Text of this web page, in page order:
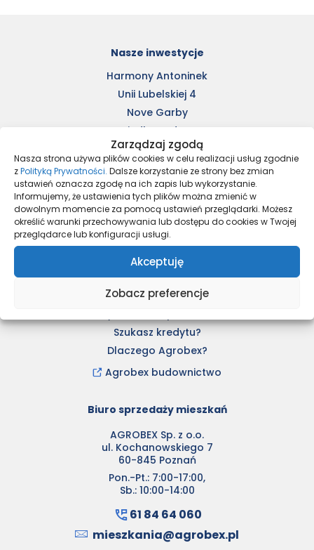
Zarządzaj zgodą
Nasza strona używa plików cookies w celu realizacji usług zgodnie
zPolityką Prywatności. Dalsze korzystanie ze strony bez zmian
ustawień oznacza zgodę na ich zapis lub wykorzystanie.
Informujemy, że ustawienia tych plików można zmienić w
dowolnym momencie za pomocą ustawień przeglądarki. Możesz
określić warunki przechowywania lub dostępu do cookies w Twojej
przeglądarce lub konfiguracji usługi.
Akceptuję
Zobacz preferencje
Nasze inwestycje
Harmony Antoninek
Unii Lubelskiej 4
Nove Garby
Osiedle Moderno
Ulica Staszica
Kleszczewo Park
Nowe Pobiedziska 2
Osiedle Tkacka – stare
Aktualności
Kupimy grunty
CSR
Dla klienta
Szukasz kredytu?
Dlaczego Agrobex?
Agrobex budownictwo
Biuro sprzedaży mieszkań
AGROBEX Sp. z o.o.
ul. Kochanowskiego 7
60-845 Poznań
Pon.-Pt.: 7:00-17:00,
Sb.: 10:00-14:00
61 84 64 060
mieszkania@agrobex.pl